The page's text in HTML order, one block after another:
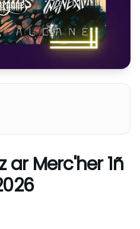
ar Merc'her 1ñ